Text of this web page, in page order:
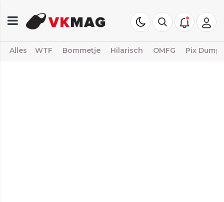
Alles WTF Bommetje Hilarisch OMFG Pix Dump